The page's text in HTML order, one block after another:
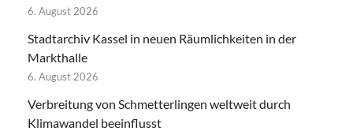
6. August 2026
Stadtarchiv Kassel in neuen Räumlichkeiten in der
Markthalle
6. August 2026
Verbreitung von Schmetterlingen weltweit durch
Klimawandel beeinflusst